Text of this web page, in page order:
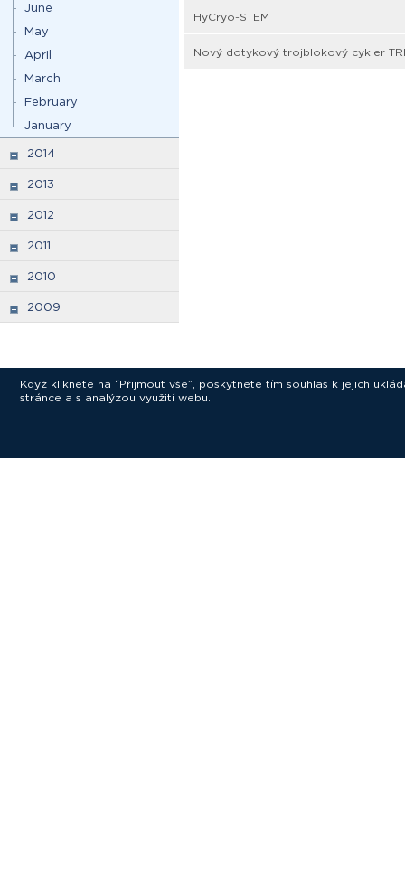
June
May
April
March
February
January
2014
2013
2012
2011
2010
2009
HyCryo-STEM
Nový dotykový trojblokový cykler
Když kliknete na “Přijmout vše”, poskytnete tím souhlas k jejich
stránce a s analýzou využití webu.